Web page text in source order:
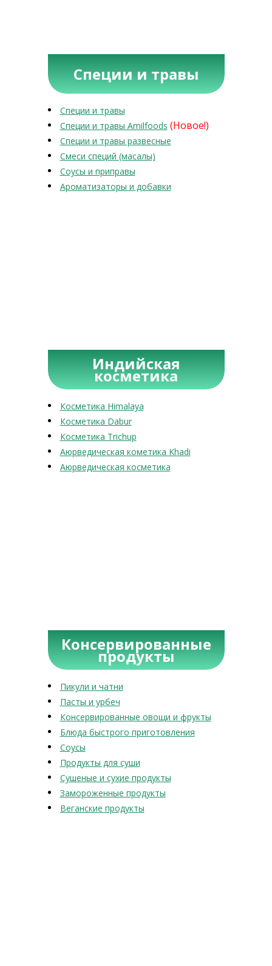
Специи и травы
Специи и травы
Специи и травы Amilfoods (Новое!)
Специи и травы развесные
Смеси специй (масалы)
Соусы и приправы
Ароматизаторы и добавки
Индийская
косметика
Косметика Himalaya
Косметика Dabur
Косметика Trichup
Аюрведическая кометика Khadi
Аюрведическая косметика
Консервированные
продукты
Пикули и чатни
Пасты и урбеч
Консервированные овощи и фрукты
Блюда быстрого приготовления
Соусы
Продукты для суши
Сушеные и сухие продукты
Замороженные продукты
Веганские продукты